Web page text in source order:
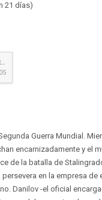
21 días)
Enemigo a las puertas
Guerra Mundial.
encarnizadamente y el
de la batalla de
en la empresa de
Danilov -el oficial